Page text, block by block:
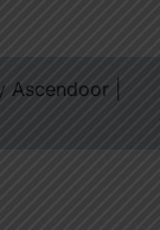
Ascendoor